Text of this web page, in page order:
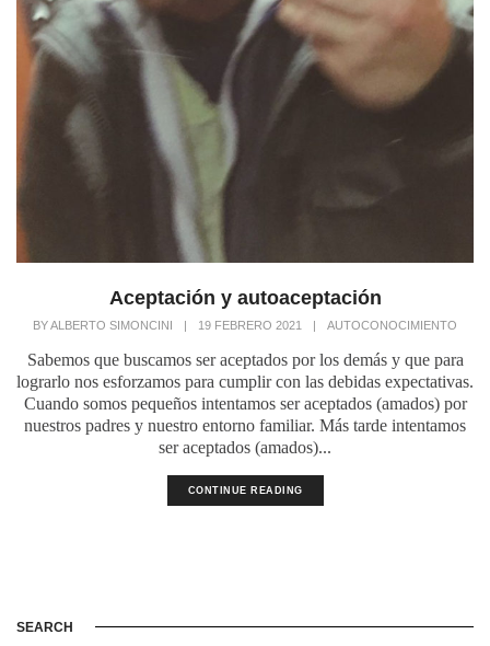
Aceptación y autoaceptación
BYALBERTO SIMONCINI | 19 FEBRERO 2021 | AUTOCONOCIMIENTO
Sabemos que buscamos ser aceptados por los demás y que para
lograrlo nos esforzamos para cumplir con las debidas expectativas.
Cuando somos pequeños intentamos ser aceptados (amados) por
nuestros padres y nuestro entorno familiar. Más tarde intentamos
ser aceptados (amados)...
CONTINUE READING
SEARCH